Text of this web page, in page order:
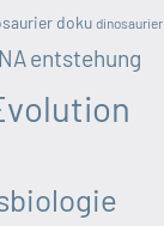
doku dinosaurier
entstehung